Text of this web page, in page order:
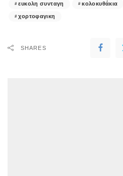
ευκολη συνταγη κολοκυθάκια
χορτοφαγικη
SHARES